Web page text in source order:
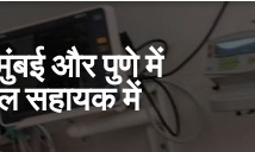
मुंबई और पुणे में
सहायक में